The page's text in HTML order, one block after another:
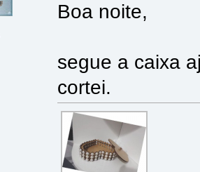
Boa noite,
segue a caixa
cortei.